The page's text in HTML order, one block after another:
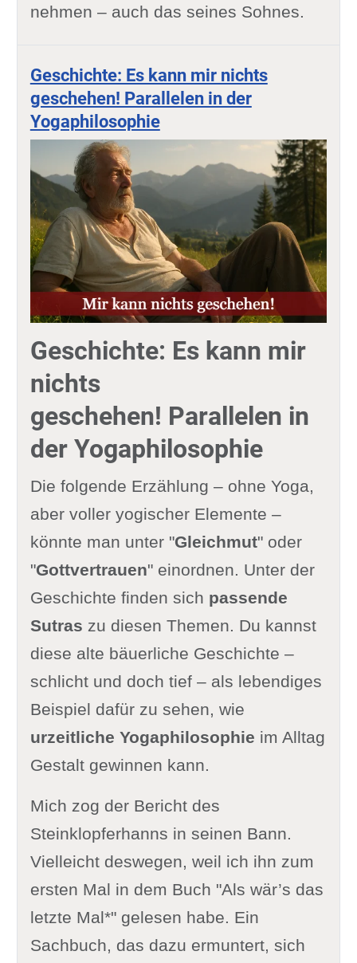
nehmen – auch das seines Sohnes.
Geschichte: Es kann mir nichts
geschehen! Parallelen in der
Yogaphilosophie
Geschichte: Es kann mir
nichts
geschehen! Parallelen in
der Yogaphilosophie
Die folgende Erzählung – ohne Yoga,
aber voller yogischer Elemente –
könnte man unter "Gleichmut" oder
"Gottvertrauen" einordnen. Unter der
Geschichte finden sich passende
Sutras zu diesen Themen. Du kannst
diese alte bäuerliche Geschichte –
schlicht und doch tief – als lebendiges
Beispiel dafür zu sehen, wie
urzeitliche Yogaphilosophie im Alltag
Gestalt gewinnen kann.
Mich zog der Bericht des
Steinklopferhanns in seinen Bann.
Vielleicht deswegen, weil ich ihn zum
ersten Mal in dem Buch "Als wär’s das
letzte Mal*" gelesen habe. Ein
Sachbuch, das dazu ermuntert, sich